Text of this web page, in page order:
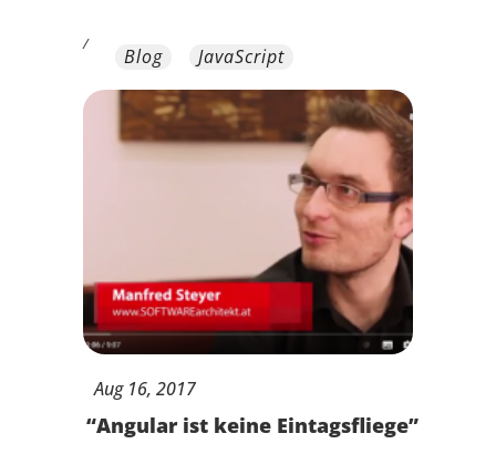
/
Blog JavaScript
Aug 16, 2017
“Angular ist keine Eintagsfliege”